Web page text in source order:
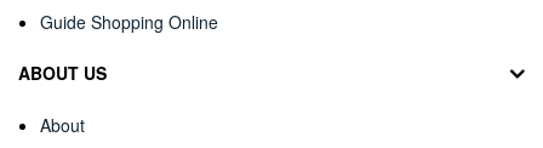
Guide Shopping Online
ABOUT US
About